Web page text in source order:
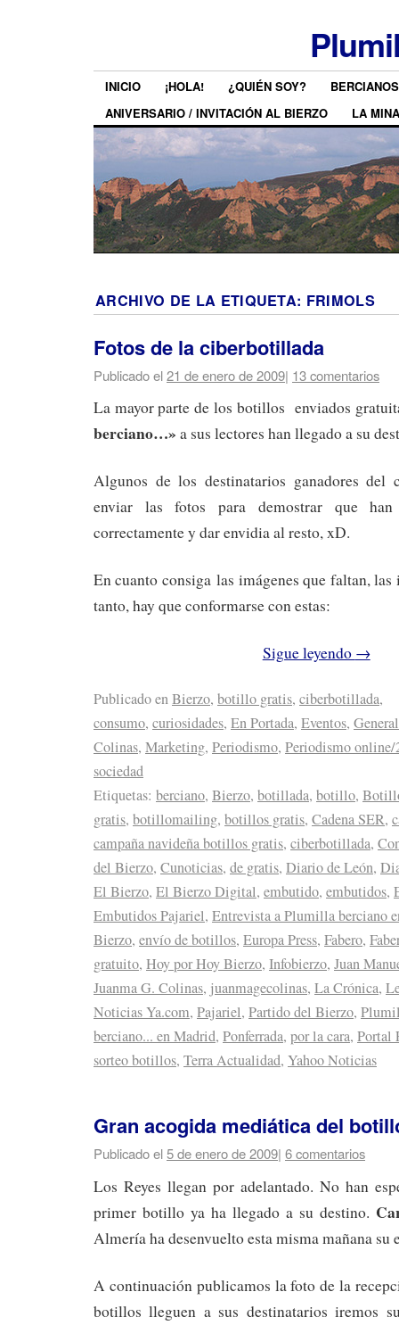
INICIO ¡HOLA! ¿QUIÉN SOY?
ANIVERSARIO / INVITACIÓN AL BIERZO
LA MINA
ARCHIVO DE LA ETIQUETA: FRIMOLS
Fotos de la ciberbotillada
Publicado el21 de enero de 2009| 13 comentarios
La mayor parte de los botillos enviados
berciano…» a sus lectores han llegado a su
Algunos de los destinatarios ganadores del
enviar las fotos para demostrar que
correctamente y dar envidia al resto, xD.
En cuanto consiga las imágenes que faltan,
tanto, hay que conformarse con estas:
Sigue leyendo →
Publicado enBierzo, botillo gratis, ciberbotillada,
consumo, curiosidades, En Portada, Eventos, General
Colinas, Marketing, Periodismo, Periodismo online/
sociedad
Etiquetas: berciano, Bierzo, botillada, botillo,
gratis, botillomailing, botillos gratis, Cadena SER,
campaña navideña botillos gratis, ciberbotillada,
del Bierzo, Cunoticias, de gratis, Diario de León,
El Bierzo, El Bierzo Digital, embutido, embutidos,
Embutidos Pajariel, Entrevista a Plumilla berciano
Bierzo, envío de botillos, Europa Press, Fabero,
gratuito, Hoy por Hoy Bierzo, Infobierzo, Juan
Juanma G. Colinas, juanmagecolinas, La Crónica,
Noticias Ya.com, Pajariel, Partido del Bierzo,
berciano... en Madrid, Ponferrada, por la cara, Portal
sorteo botillos, Terra Actualidad, Yahoo Noticias
Gran acogida mediática del
Publicado el5 de enero de 2009| 6 comentarios
Los Reyes llegan por adelantado. No han
primer botillo ya ha llegado a su destino.
Almería ha desenvuelto esta misma mañana su
A continuación publicamos la foto de la
botillos lleguen a sus destinatarios iremos